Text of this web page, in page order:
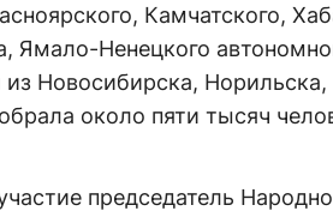
Камчатского,
Ямало-Ненецкого
из Новосибирска,
около пяти тысяч
председатель